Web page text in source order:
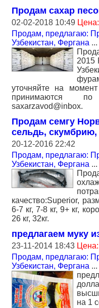
Продам сахар
02-02-2018 10:49
Продам, предлагаю:
Узбекистан, Фергана ...
2015
уточняйте на момент
принимаются по
saxarzavod@inbox.
Продам семгу
сельдь, скумбрию,
20-12-2016 22:42
Продам, предлагаю:
Узбекистан, Фергана ...
качество:Superior,
6-7 кг, 7-8 кг, 9+ кг,
26 кг, 32кг.
предлагаем муку
23-11-2014 18:43
Продам, предлагаю:
Узбекистан, Фергана ...
на 1